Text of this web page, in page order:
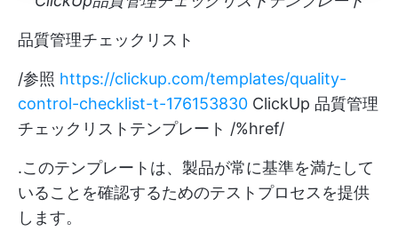
品質管理チェックリスト
/参照 https://clickup.com/templates/quality-
control-checklist-t-176153830 ClickUp 品質管理
チェックリストテンプレート /%href/
.このテンプレートは、製品が常に基準を満たして
いることを確認するためのテストプロセスを提供
します。